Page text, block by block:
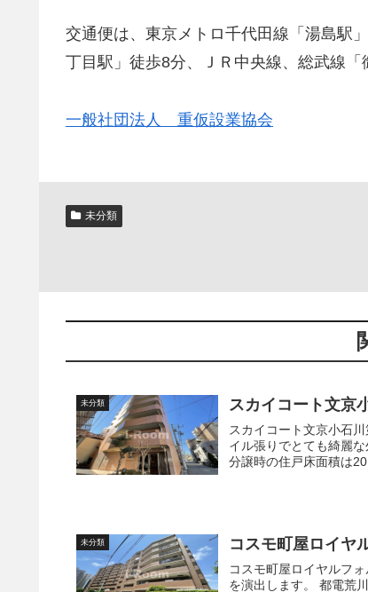
交通便は、東京メトロ千代田線「湯島駅
丁目駅」徒歩8分、ＪＲ中央線、総武線
一般社団法人 重仮設業協会
未分類
未分類 スカイコート文京
スカイコート文京小石川第5 文京区小石川にある築17年の分譲マンションです。
イル張りでとても綺麗な外観。 国指定特別史跡【小石川後楽園】【小石川
分譲時の住戸床面積は
未分類 コスモ町屋ロイヤ
コスモ町屋ロイヤルフォルム 重厚な石づくりのエントランスが、ワンランク
を演出します。 都電荒川線町屋駅前停留場や京成本線新三河島駅、JR常磐線三河島駅も日常的